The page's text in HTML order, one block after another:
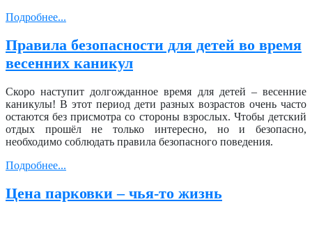
Подробнее...
Правила безопасности для детей во время
весенних каникул
Скоро наступит долгожданное время для детей – весенние
каникулы! В этот период дети разных возрастов очень часто
остаются без присмотра со стороны взрослых. Чтобы детский
отдых прошёл не только интересно, но и безопасно,
необходимо соблюдать правила безопасного поведения.
Подробнее...
Цена парковки – чья-то жизнь